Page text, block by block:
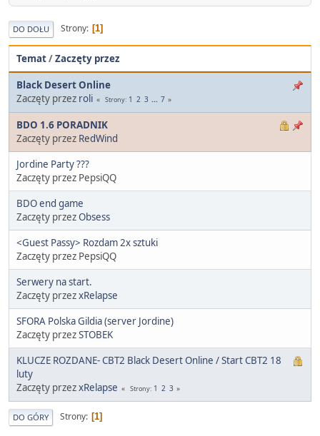
DO DOŁU Strony 1
Temat/Zaczęty przez
Black Desert Online
Zaczęty przez roli Strony 1 2 3 ... 7
BDO 1.6 PORADNIK
Zaczęty przez RedWind
Jordine Party ???
Zaczęty przez PepsiQQ
BDO end game
Zaczęty przezObsess
<Guest Passy> Rozdam 2x sztuki
Zaczęty przez PepsiQQ
Serwery na start.
Zaczęty przezxRelapse
SFORA Polska Gildia (server Jordine)
Zaczęty przezSTOBEK
KLUCZE ROZDANE- CBT2 Black Desert Online / Start CBT2 18
luty
Zaczęty przezxRelapse Strony 1 2 3
DO GÓRY Strony 1